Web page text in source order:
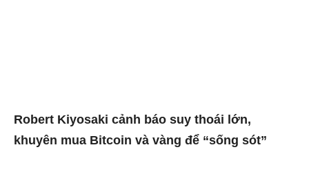
Robert Kiyosaki cảnh báo suy thoái lớn,
khuyên mua Bitcoin và vàng để “sống sót”